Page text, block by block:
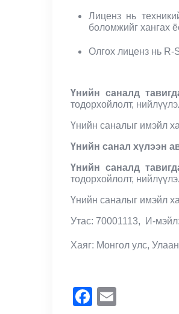
Лиценз нь
боломжийг хангах
Олгох лиценз нь R-
Үнийн саналд
тодорхойлолт,
Үнийн саналыг имэйл
Үнийн санал хүлээн
Үнийн саналд
тодорхойлолт,
Үнийн саналыг имэйл
Утас: 70001113, И-мэйл:
Хаяг: Монгол улс,
Facebook